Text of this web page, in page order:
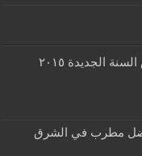
الجديدة ٢٠١٥
مطرب في الشرق